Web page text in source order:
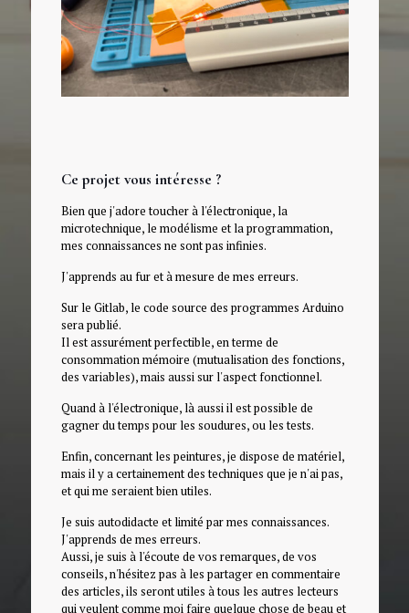
Ce projet vous intéresse ?
Bien que j'adore toucher à l'électronique, la
microtechnique, le modélisme et la programmation,
mes connaissances ne sont pas infinies.
J'apprends au fur et à mesure de mes erreurs.
Sur le Gitlab, le code source des programmes Arduino
sera publié.
Il est assurément perfectible, en terme de
consommation mémoire (mutualisation des fonctions,
des variables), mais aussi sur l'aspect fonctionnel.
Quand à l'électronique, là aussi il est possible de
gagner du temps pour les soudures, ou les tests.
Enfin, concernant les peintures, je dispose de matériel,
mais il y a certainement des techniques que je n'ai pas,
et qui me seraient bien utiles.
Je suis autodidacte et limité par mes connaissances.
J'apprends de mes erreurs.
Aussi, je suis à l'écoute de vos remarques, de vos
conseils, n'hésitez pas à les partager en commentaire
des articles, ils seront utiles à tous les autres lecteurs
qui veulent comme moi faire quelque chose de beau et